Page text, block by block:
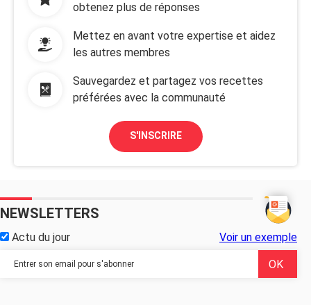
obtenez plus de réponses
Mettez en avant votre expertise et aidez
les autres membres
Sauvegardez et partagez vos recettes
préférées avec la communauté
S'INSCRIRE
NEWSLETTERS
Actu du jour Voir un exemple